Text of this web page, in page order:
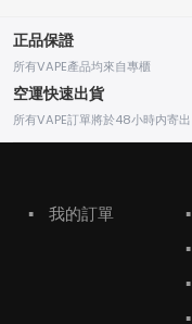
正品保證
所有VAPE產品均來自專櫃
空運快速出貨
所有VAPE訂單將於48小時内寄出
▪ 我的訂單 ▪
▪
▪
▪